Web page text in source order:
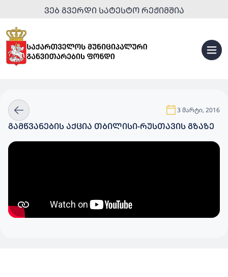
ᲕᲔᲑ ᲒᲕᲔᲠᲓᲘ ᲡᲐᲢᲔᲡᲢᲝ ᲠᲔᲟᲘᲛᲨᲘᲐ
3 მარტი, 2016
ᲒᲐᲛᲬᲕᲐᲜᲔᲑᲘᲡ ᲐᲥᲪᲘᲐ ᲗᲑᲘᲚᲘᲡᲘ-ᲠᲣᲡᲗᲐᲕᲘᲡ ᲒᲖᲐᲖᲔ